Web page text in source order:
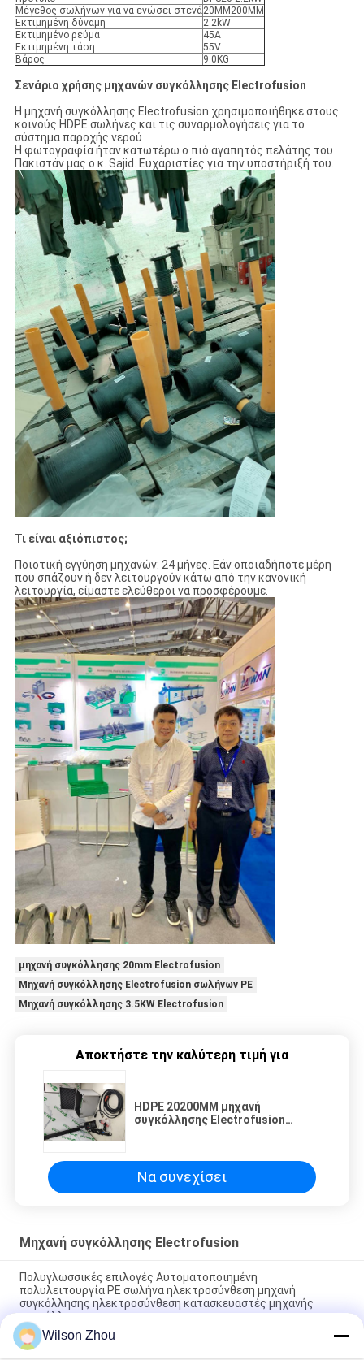
Μέγεθος σωλήνων για να ενώσει στενά20MM200MM
Εκτιμημένη δύναμη
2.2kW
Εκτιμημένο ρεύμα
45A
Εκτιμημένη τάση
55V
Βάρος
9.0KG
Σενάριο χρήσης μηχανών συγκόλλησης Electrofusion
Η μηχανή συγκόλλησης Electrofusion χρησιμοποιήθηκε στους
κοινούς HDPE σωλήνες και τις συναρμολογήσεις για το
σύστημα παροχής νερού
Η φωτογραφία ήταν κατωτέρω ο πιό αγαπητός πελάτης του
Πακιστάν μας ο κ. Sajid. Ευχαριστίες για την υποστήριξή του.
Τι είναι αξιόπιστος;
Ποιοτική εγγύηση μηχανών: 24 μήνες. Εάν οποιαδήποτε μέρη
που σπάζουν ή δεν λειτουργούν κάτω από την κανονική
λειτουργία, είμαστε ελεύθεροι να προσφέρουμε.
μηχανή συγκόλλησης 20mm Electrofusion
Μηχανή συγκόλλησης Electrofusion σωλήνων PE
Μηχανή συγκόλλησης 3.5KW Electrofusion
Αποκτήστε την καλύτερη τιμή για
HDPE 20200MM μηχανή
συγκόλλησης Electrofusion
Να συνεχίσει
Μηχανή συγκόλλησης Electrofusion
Πολυγλωσσικές επιλογές Αυτοματοποιημένη
πολυλειτουργία PE σωλήνα ηλεκτροσύνθεση μηχανή
συγκόλλησης ηλεκτροσύνθεση κατασκευαστές μηχανής
συγκόλλησης
Αυτόματη πολυλειτουργία 220V 2.2kW PE σωλήνα
Wilson Zhou